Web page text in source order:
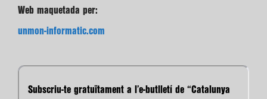
Web maquetada per:
unmon-informatic.com
Subscriu-te gratuïtament a l’e-butlletí de “Catalunya